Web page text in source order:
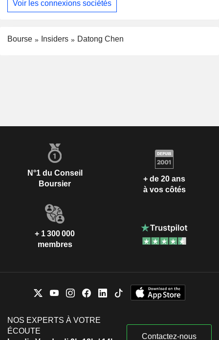
Voir les connexions sociétés
Bourse Insiders Datong Chen
N°1 du Conseil
Boursier
+ de 20 ans
à vos côtés
+ 1 300 000
membres
NOS EXPERTS À VOTRE
ÉCOUTE
Contactez-nous